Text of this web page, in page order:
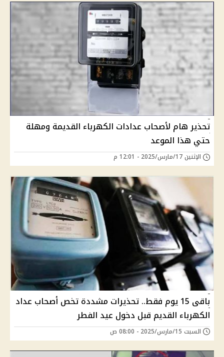
تحذير هام لأصحاب عدادات الكهرباء القديمة ومهلة
حتي هذا الموعد
الإثنين 17/مارس/2025 - 12:01 م
باقى 15 يوم فقط.. تحذيرات مشددة تخص أصحاب عداد
الكهرباء القديم قبل دخول عيد الفطر
السبت 15/مارس/2025 - 08:00 ص